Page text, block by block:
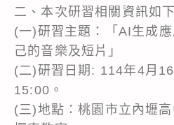
二、本次研習相關資訊如下
(一)研習主題：「AI生成
己的音樂及短片」
(二)研習日期: 114年4月
15:00。
(三)地點：桃園市立內壢